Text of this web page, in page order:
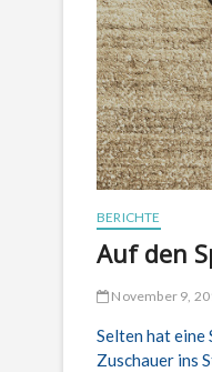
BERICHTE
Auf den
November 9,
Selten hat eine
Zuschauer ins